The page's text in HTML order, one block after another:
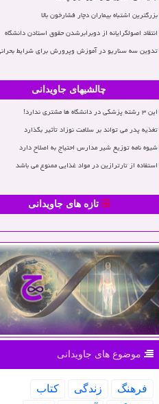
بزرگترین اشتباه بیماران دچار فشارخون بالا
انتقاد اصولگرایانه از دوبرابرشدن حقوق استادن دانشگاه
تدوین سه سناریو در آموزش وپرورش برای شرایط
چالشیهای جاویدانی
این ۳ رشته پزشکی در دانشگاه ها مشتری ندارد!
تغذیه پدر می تواند بر سلامت نوزاد تأثیر بگذارد
شیوه نامه توزیع شیر مدارس احتیاج به اصلاح دارد
استفاده از تارترازین در مواد غذایی ممنوع می باشد
تازه های جاویدانی
موضوع های جاویدانی
فرهنگ زندگی
كتاب